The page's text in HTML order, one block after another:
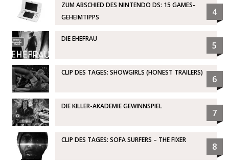
ZUM ABSCHIED DES NINTENDO DS: 15 GAMES-
GEHEIMTIPPS
4
DIE EHEFRAU
5
CLIP DES TAGES: SHOWGIRLS (HONEST TRAILERS)
6
DIE KILLER-AKADEMIE GEWINNSPIEL
7
CLIP DES TAGES: SOFA SURFERS – THE FIXER
8